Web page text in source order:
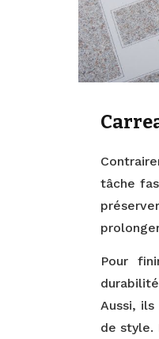
tâche
Pour
Aussi,
de style.